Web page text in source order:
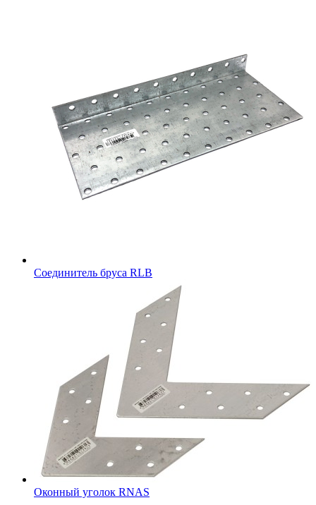
Соединитель бруса RLB
Оконный уголок RNAS